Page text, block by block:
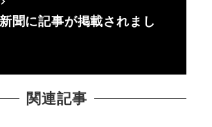
聞に記事が掲載されまし
関連記事